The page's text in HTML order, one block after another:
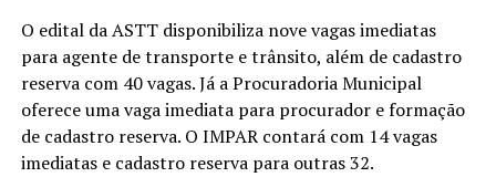
O edital da ASTT disponibiliza nove vagas imediatas
para agente de transporte e trânsito, além de cadastro
reserva com 40 vagas. Já a Procuradoria Municipal
oferece uma vaga imediata para procurador e formação
de cadastro reserva. O IMPAR contará com 14 vagas
imediatas e cadastro reserva para outras 32.